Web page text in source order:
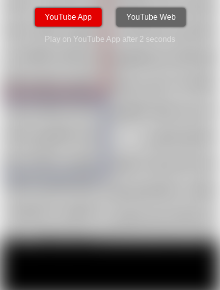
YouTube App YouTube Web
Play on YouTube App after 2 seconds